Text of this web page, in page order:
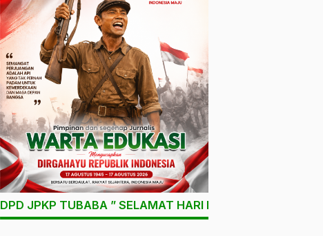
DPD JPKP TUBABA ” SELAMAT HARI LAHIR PANCASILA “